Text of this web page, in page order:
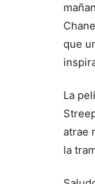
que
La
atrae
la